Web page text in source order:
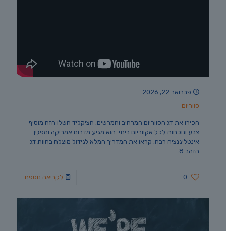
פברואר 22, 2026
סווריום
הכירו את דג הסווריום המרהיב והמרשים. הציקליד השלו הזה מוסיף
צבע ונוכחות לכל אקווריום ביתי. הוא מגיע מדרום אמריקה ומפגין
אינטליגנציה רבה. קראו את המדריך המלא לגידול מוצלח בחוות דג
הזהב 8.
0 לקריאה נוספת